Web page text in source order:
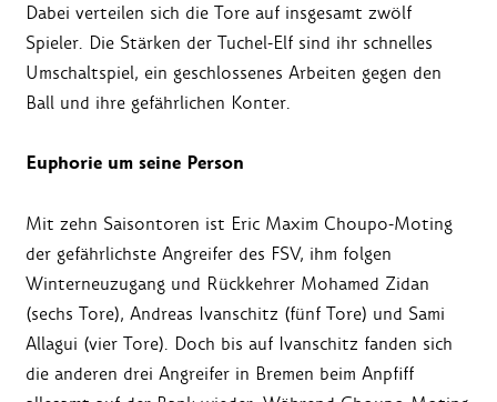
Dabei verteilen sich die Tore auf insgesamt zwölf
Spieler. Die Stärken der Tuchel-Elf sind ihr schnelles
Umschaltspiel, ein geschlossenes Arbeiten gegen den
Ball und ihre gefährlichen Konter.
Euphorie um seine Person
Mit zehn Saisontoren ist Eric Maxim Choupo-Moting
der gefährlichste Angreifer des FSV, ihm folgen
Winterneuzugang und Rückkehrer Mohamed Zidan
(sechs Tore), Andreas Ivanschitz (fünf Tore) und Sami
Allagui (vier Tore). Doch bis auf Ivanschitz fanden sich
die anderen drei Angreifer in Bremen beim Anpfiff